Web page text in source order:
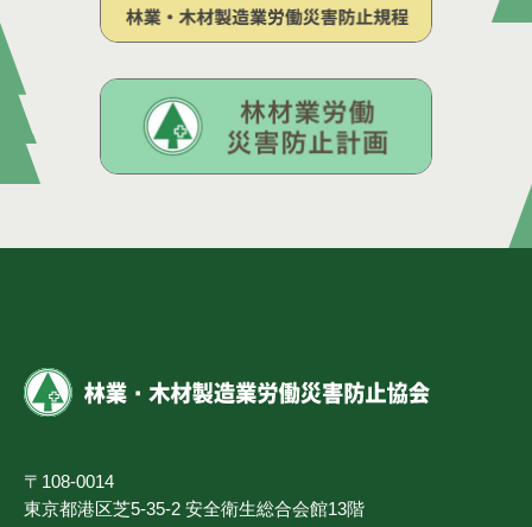
〒108-0014
東京都港区芝5-35-2 安全衛生総合会館13階